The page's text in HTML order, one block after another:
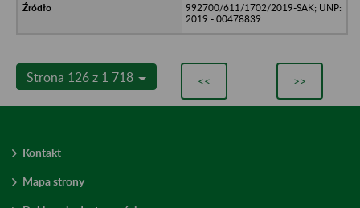
992700/611/1702/2019-SAK; UNP:
2019 - 00478839
Strona 126 z 1 718 << >>
Kontakt
Mapa strony